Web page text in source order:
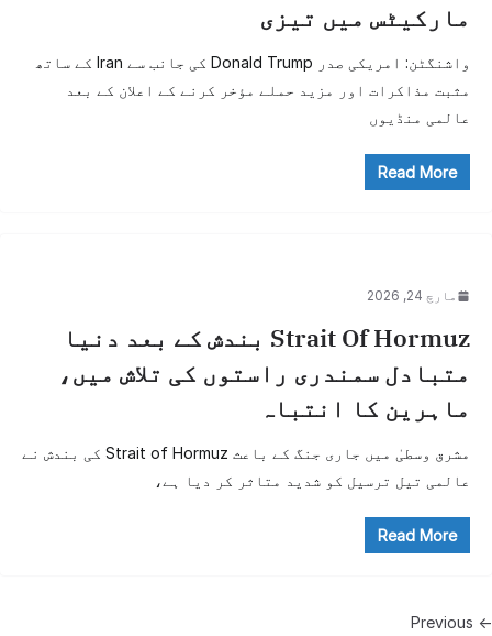
مارکیٹس میں تیزی
واشنگٹن: امریکی صدر Donald Trump کی جانب سے Iran کے ساتھ
مثبت مذاکرات اور مزید حملے مؤخر کرنے کے اعلان کے بعد
عالمی منڈیوں
Read More
مارچ 24, 2026
Strait Of Hormuz بندش کے بعد دنیا
متبادل سمندری راستوں کی تلاش میں،
ماہرین کا انتباہ
مشرق وسطیٰ میں جاری جنگ کے باعث Strait of Hormuz کی بندش نے
عالمی تیل ترسیل کو شدید متاثر کر دیا ہے،
Read More
← Previous